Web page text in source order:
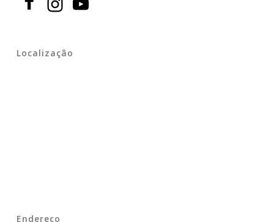
Localização
Endereço